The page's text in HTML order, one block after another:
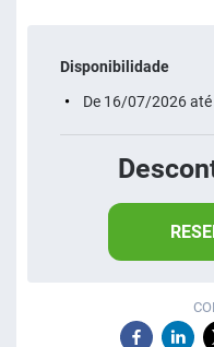
Disponibilidade
De 16/07/2026